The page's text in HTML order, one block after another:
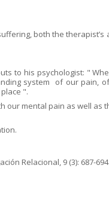
both the
to his psychologist: "
system of our pain,
".
mental pain as well as
Relacional, 9 (3): 687-